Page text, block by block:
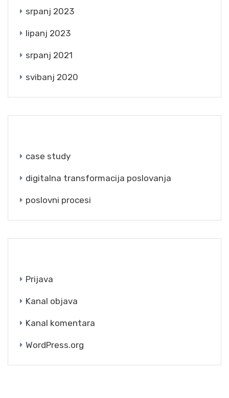
srpanj 2023
lipanj 2023
srpanj 2021
svibanj 2020
case study
digitalna transformacija poslovanja
poslovni procesi
Prijava
Kanal objava
Kanal komentara
WordPress.org